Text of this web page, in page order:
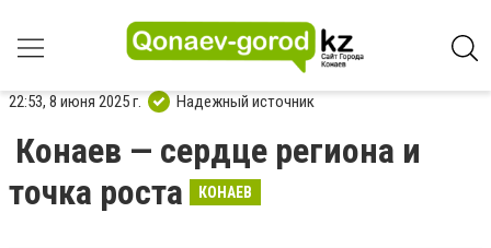
22:53, 8 июня 2025 г. Надежный источник
Конаев — сердце региона и
точка роста
КОНАЕВ